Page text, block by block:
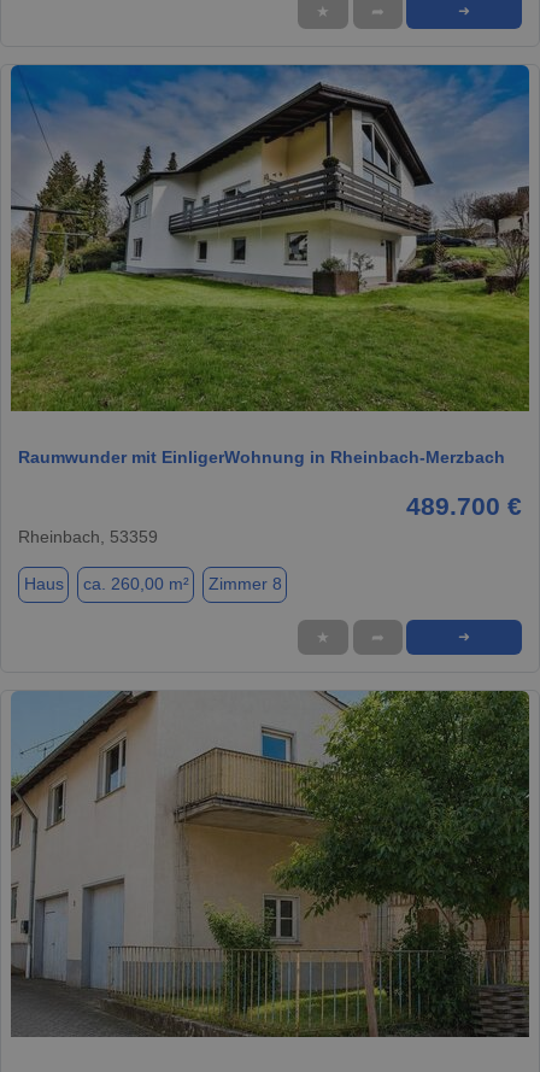
★ ➦ ➜
1 / 20
Raumwunder mit EinligerWohnung in Rheinbach-Merzbach
489.700 €
Rheinbach, 53359
Haus ca. 260,00 m² Zimmer 8
★ ➦ ➜
1 / 12